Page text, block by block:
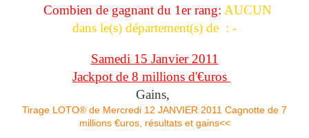
Combien de gagnant du 1er rang: AUCUN
dans le(s) département(s) de : -
Samedi 15 Janvier 2011
Jackpot de 8 millions d'€uros
Gains,
Tirage LOTO® de Mercredi 12 JANVIER 2011 Cagnotte de 7
millions €uros, résultats et gains<<